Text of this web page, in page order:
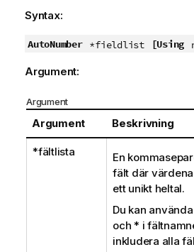
Syntax:
AutoNumber *fieldlist [Using
Argument:
Argument
Argument Beskrivning
*fältlista
En
fält där
ett unikt heltal.
Du kan
och * i
inkludera alla